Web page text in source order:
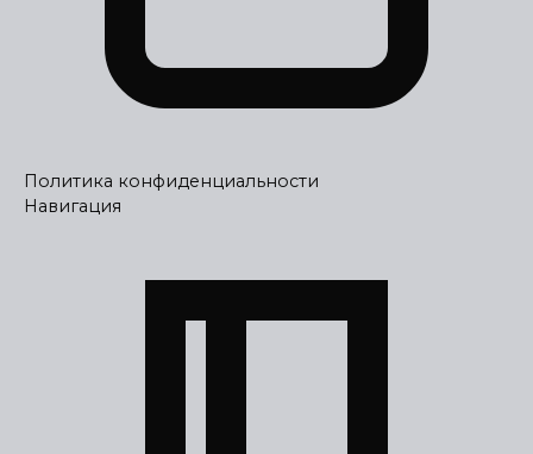
Политика конфиденциальности
Навигация